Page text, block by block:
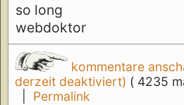
so long
webdoktor
kommentare
derzeit deaktiviert) ( 4235
Permalink